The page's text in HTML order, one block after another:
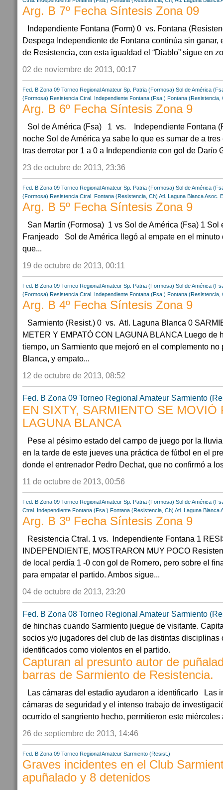
Arg. B 7º Fecha Síntesis Zona 09
Independiente Fontana (Form) 0 vs. Fontana
Despega Independiente de Fontana continúa sin ganar,
de Resistencia, con esta igualdad el “Diablo” sigue en
02 de noviembre de 2013, 00:17
Fed. B Zona 09 Torneo Regional Amateur Sp. Patria (Formosa) Sol de América
(Formosa) Resistencia Ctral. Independiente Fontana (Fsa.) Fontana (Resistencia,
Arg. B 6º Fecha Síntesis Zona 9
Sol de América (Fsa) 1 vs. Independiente Fontana
noche Sol de América ya sabe lo que es sumar de a
tras derrotar por 1 a 0 a Independiente con gol de Darío
23 de octubre de 2013, 23:36
Fed. B Zona 09 Torneo Regional Amateur Sp. Patria (Formosa) Sol de América
(Formosa) Resistencia Ctral. Fontana (Resistencia, Ch) Atl. Laguna BlancaAsoc.
Arg. B 5º Fecha Síntesis Zona 9
San Martín (Formosa) 1 vs Sol de América (Fsa) 1 Sol
Franjeado Sol de América llegó al empate en el minuto
que...
19 de octubre de 2013, 00:11
Fed. B Zona 09 Torneo Regional Amateur Sp. Patria (Formosa) Sol de América
(Formosa) Resistencia Ctral. Independiente Fontana (Fsa.) Fontana (Resistencia,
Arg. B 4º Fecha Síntesis Zona 9
Sarmiento (Resist.) 0 vs. Atl. Laguna Blanca 0
METER Y EMPATÓ CON LAGUNA BLANCA Luego de
tiempo, un Sarmiento que mejoró en el complemento
Blanca, y empato...
12 de octubre de 2013, 08:52
Fed. B Zona 09 Torneo Regional Amateur Sarmiento
EN SIXTY, SARMIENTO SE MOVIÓ
LAGUNA BLANCA
Pese al pésimo estado del campo de juego por la
en la tarde de este jueves una práctica de fútbol en el
donde el entrenador Pedro Dechat, que no confirmó a
11 de octubre de 2013, 00:56
Fed. B Zona 09 Torneo Regional Amateur Sp. Patria (Formosa) Sol de América
Ctral. Independiente Fontana (Fsa.) Fontana (Resistencia, Ch) Atl. Laguna Blanca
Arg. B 3º Fecha Síntesis Zona 9
Resistencia Ctral. 1 vs. Independiente Fontana 1
INDEPENDIENTE, MOSTRARON MUY POCO
de local perdía 1 -0 con gol de Romero, pero sobre el
para empatar el partido. Ambos sigue...
04 de octubre de 2013, 23:20
Fed. B Zona 08 Torneo Regional Amateur Sarmiento
de hinchas cuando Sarmiento juegue de visitante.
socios y/o jugadores del club de las distintas disciplinas
identificados como violentos en el partido.
Capturan al presunto autor de
barras de Sarmiento de Resistencia.
Las cámaras del estadio ayudaron a identificarlo Las
cámaras de seguridad y el intenso trabajo de
ocurrido el sangriento hecho, permitieron este miércoles
26 de septiembre de 2013, 14:46
Fed. B Zona 09 Torneo Regional Amateur Sarmiento (Resist.)
Graves incidentes en el Club
apuñalado y 8 detenidos